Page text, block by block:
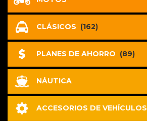
CLÁSICOS (162)
PLANES DE AHORRO (89)
NÁUTICA
ACCESORIOS DE VEHÍCULOS